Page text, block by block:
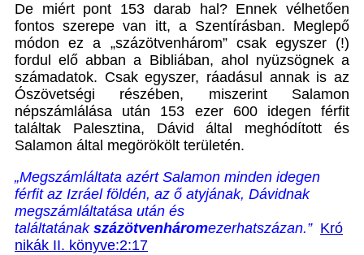
De miért pont 153 darab hal? Ennek vélhetően
fontos szerepe van itt, a Szentírásban. Meglepő
módon ez a „százötvenhárom” csak egyszer (!)
fordul elő abban a Bibliában, ahol nyüzsögnek a
számadatok. Csak egyszer, ráadásul annak is az
Ószövetségi részében, miszerint Salamon
népszámlálása után 153 ezer 600 idegen férfit
találtak Palesztina, Dávid által meghódított és
Salamon által megörökölt területén.
„Megszámláltata azért Salamon minden idegen
férfit az Izráel földén, az ő atyjának, Dávidnak
megszámláltatása után és
találtatának százötvenháromezerhatszázan.” Kró
nikák II. könyve:2:17